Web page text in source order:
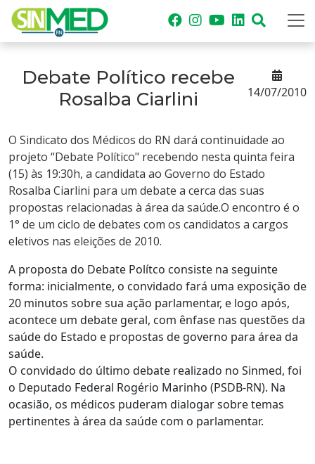
Debate Político recebe
Rosalba Ciarlini
14/07/2010
O Sindicato dos Médicos do RN dará continuidade ao
projeto “Debate Político" recebendo nesta quinta feira
(15) às 19:30h, a candidata ao Governo do Estado
Rosalba Ciarlini para um debate a cerca das suas
propostas relacionadas à área da saúde.O encontro é o
1° de um ciclo de debates com os candidatos a cargos
eletivos nas eleições de 2010.
A proposta do Debate Polítco consiste na seguinte
forma: inicialmente, o convidado fará uma exposição de
20 minutos sobre sua ação parlamentar, e logo após,
acontece um debate geral, com ênfase nas questões da
saúde do Estado e propostas de governo para área da
saúde.
O convidado do último debate realizado no Sinmed, foi
o Deputado Federal Rogério Marinho (PSDB-RN). Na
ocasião, os médicos puderam dialogar sobre temas
pertinentes à área da saúde com o parlamentar.